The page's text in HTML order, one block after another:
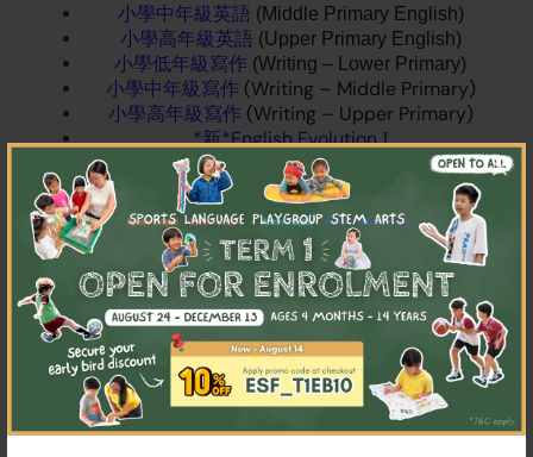
×
小學中年級英語 (Middle Primary English)
小學高年級英語 (Upper Primary English)
小學低年級寫作 (Writing – Lower Primary)
小學中年級寫作 (Writing – Middle Primary)
小學高年級寫作 (Writing – Upper Primary)
*新*English Evolution 1
*新*English Evolution 2
西班牙文 (Spanish)
法語初班(French for Beginners)
*更新版* 小學拼音 – Sound Lab 3
(Phonics –
Sound Lab 3)
Dalcroze Eurhythmics Expressive Arts
Drama Loop 戲劇班(主題：魔法壞女巫
Wicked）
Drama Circle 戲劇班(主題：魔法黑森林 Into the
Woods）
*新*普通語戲劇班(主題：動物王國 Animal
Kingdom）